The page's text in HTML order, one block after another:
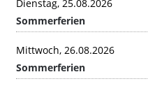
Dienstag, 25.08.2026
Sommerferien
Mittwoch, 26.08.2026
Sommerferien